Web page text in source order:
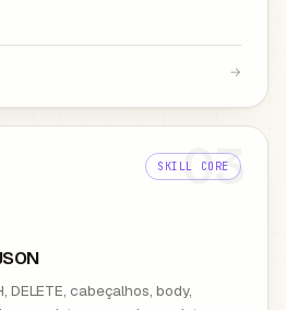
→
03
SKILL CORE
DELETE, cabeçalhos, body,